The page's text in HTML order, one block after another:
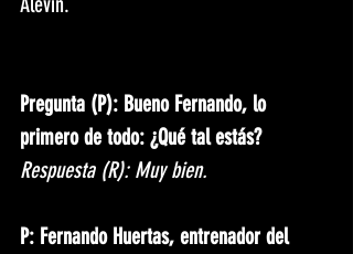
Pregunta (P): Bueno Fernando, lo
primero de todo: ¿Qué tal estás?
Respuesta (R): Muy bien.
P: Fernando Huertas, entrenador del